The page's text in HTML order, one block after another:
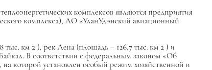
комплексов являются предприятия
комплекса), АО «УланУдэнский авиационный
тыс. км 2 ), рек Лена (площадь – 126,7 тыс. км 2 ) и
В соответствии с федеральным законом «Об
которой установлен особый режим хозяйственной и